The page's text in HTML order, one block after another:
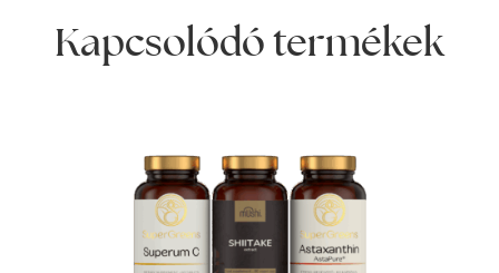
Kapcsolódó termékek